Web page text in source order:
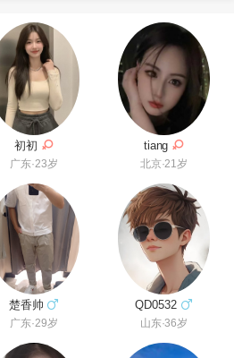
初初
广东·23岁
tiang
北京·21岁
楚香帅
广东·29岁
QD0532
山东·36岁